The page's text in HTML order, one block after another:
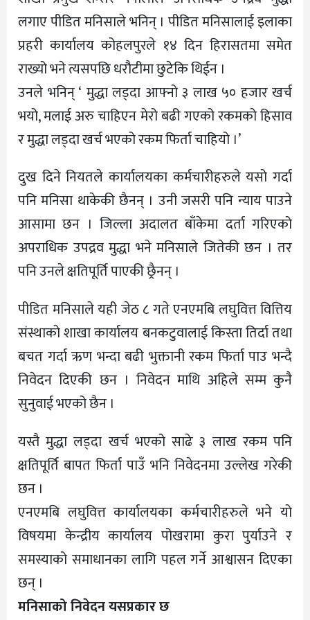
लगाए पीडित मनिसाले भनिन् । पीडित मनिसालाई इलाका
प्रहरी कार्यालय कोहलपुरले १४ दिन हिरासतमा समेत
राख्यो भने त्यसपछि धरौटीमा छुटेकि थिईन ।
उनले भनिन् ‘ मुद्धा लड्दा आफ्नो ३ लाख ५० हजार खर्च
भयो, मलाई अरु चाहिएन मेरो बढी गएको रकमको हिसाव
र मुद्धा लड्दा खर्च भएको रकम फिर्ता चाहियो ।’
दुख दिने नियतले कार्यालयका कर्मचारीहरुले यसो गर्दा
पनि मनिसा थाकेकी छैनन् । उनी जसरी पनि न्याय पाउने
आसामा छन । जिल्ला अदालत बाँकेमा दर्ता गरिएको
अपराधिक उपद्रव मुद्धा भने मनिसाले जितेकी छन । तर
पनि उनले क्षतिपूर्ति पाएकी छ्रैनन् ।
पीडित मनिसाले यही जेठ ८ गते एनएमबि लघुवित्त वित्तिय
संस्थाको शाखा कार्यालय बनकटुवालाई किस्ता तिर्दा तथा
बचत गर्दा ऋण भन्दा बढी भुक्तानी रकम फिर्ता पाउ भन्दै
निवेदन दिएकी छन । निवेदन माथि अहिले सम्म कुनै
सुनुवाई भएको छैन ।
यस्तै मुद्धा लड्दा खर्च भएको साढे ३ लाख रकम पनि
क्षतिपूर्ति बापत फिर्ता पाउँ भनि निवेदनमा उल्लेख गरेकी
छन ।
एनएमबि लघुवित्त कार्यालयका कर्मचारीहरुले भने यो
विषयमा केन्द्रीय कार्यालय पोखरामा कुरा पुर्याउने र
समस्याको समाधानका लागि पहल गर्ने आश्वासन दिएका
छन् ।
मनिसाको निवेदन यसप्रकार छ